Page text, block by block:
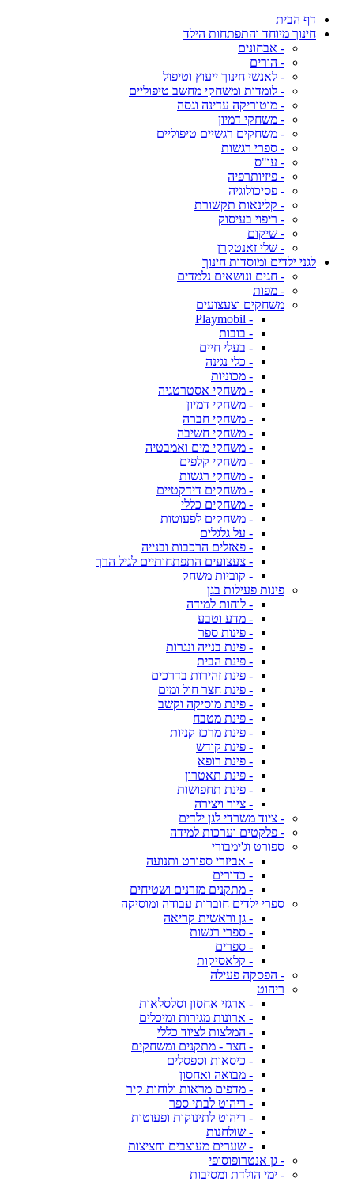
דף הבית
חינוך מיוחד והתפתחות הילד
- אבחונים
- הורים
- לאנשי חינוך ייעוץ וטיפול
- לומדות ומשחקי מחשב טיפוליים
- מוטוריקה עדינה וגסה
- משחקי דמיון
- משחקים רגשיים טיפוליים
- ספרי רגשות
- עו"ס
- פיזיותרפיה
- פסיכולוגיה
- קלינאות תקשורת
- ריפוי בעיסוק
- שיקום
- שלי זאנטקרן
לגני ילדים ומוסדות חינוך
- חגים ונושאים נלמדים
- מפות
משחקים וצעצועים
- Playmobil
- בובות
- בעלי חיים
- כלי נגינה
- מכוניות
- משחקי אסטרטגיה
- משחקי דמיון
- משחקי חברה
- משחקי חשיבה
- משחקי מים ואמבטיה
- משחקי קלפים
- משחקי רגשות
- משחקים דידקטיים
- משחקים כללי
- משחקים לפעוטות
- על גלגלים
- פאזלים הרכבות ובנייה
- צעצועים התפתחותיים לגיל הרך
- קוביות משחק
פינות פעילות בגן
- לוחות למידה
- מדע וטבע
- פינות ספר
- פינת בנייה ונגרות
- פינת הבית
- פינת זהירות בדרכים
- פינת חצר חול ומים
- פינת מוסיקה וקשב
- פינת מטבח
- פינת מרכז קניות
- פינת קודש
- פינת רופא
- פינת תאטרון
- פינת תחפושות
- ציור ויצירה
- ציוד משרדי לגן ילדים
- פלקטים וערכות למידה
ספורט וג'ימבורי
- אביזרי ספורט ותנועה
- כדורים
- מתקנים מזרנים ושטיחים
ספרי ילדים חוברות עבודה ומוסיקה
- גן וראשית קריאה
- ספרי רגשות
- ספרים
- קלאסיקות
- הפסקה פעילה
ריהוט
- ארגזי אחסון וסלסלאות
- ארונות מגירות ומיכלים
- המלצות לציוד כללי
- חצר - מתקנים ומשחקים
- כיסאות וספסלים
- מבואה ואחסון
- מדפים מראות ולוחות קיר
- ריהוט לבתי ספר
- ריהוט לתינוקות ופעוטות
- שולחנות
- שערים מעוצבים וחציצות
- גן אנטרופוסופי
- ימי הולדת ומסיבות